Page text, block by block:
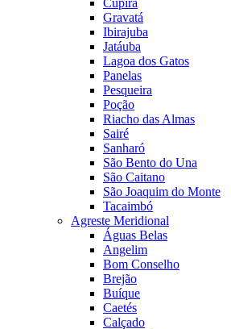
Cupira
Gravatá
Ibirajuba
Jatáuba
Lagoa dos Gatos
Panelas
Pesqueira
Poção
Riacho das Almas
Sairé
Sanharó
São Bento do Una
São Caitano
São Joaquim do Monte
Tacaimbó
Agreste Meridional
Águas Belas
Angelim
Bom Conselho
Brejão
Buíque
Caetés
Calçado